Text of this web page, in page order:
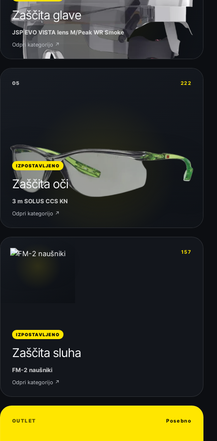
Zaščita glave
JSP EVO VISTA lens M/Peak WR Smoke
Odpri kategorijo ↗
05 222
IZPOSTAVLJENO
Zaščita oči
3 m SOLUS CCS KN
Odpri kategorijo ↗
06 157
IZPOSTAVLJENO
Zaščita sluha
FM-2 naušniki
Odpri kategorijo ↗
OUTLET Posebno